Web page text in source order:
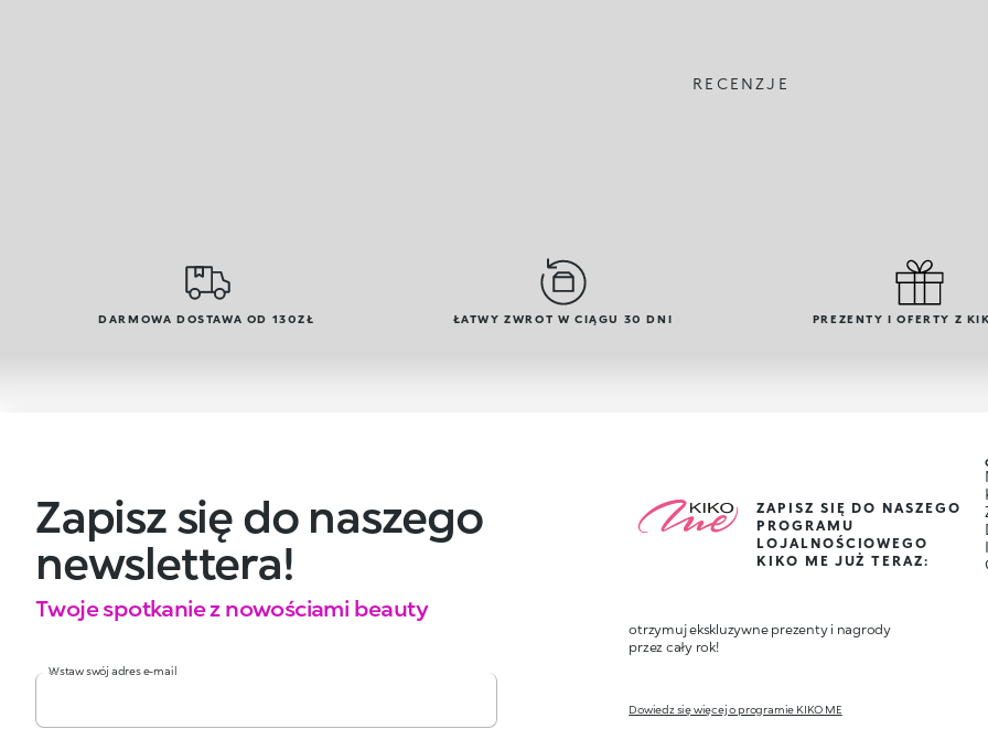
RECENZJE
DARMOWA DOSTAWA OD 130ZŁ ŁATWY ZWROT W CIĄGU 30 DNI PREZENTY I OFERTY Z
Zapisz się do naszego
newslettera!
Twoje spotkanie z nowościami beauty
Wstaw swój adres e-mail
ZAPISZ SIĘ DO NASZEGO
PROGRAMU
LOJALNOŚCIOWEGO
KIKO ME JUŻ TERAZ:
otrzymuj ekskluzywne prezenty i nagrody
przez cały rok!
Dowiedz się więcej o programie KIKO ME